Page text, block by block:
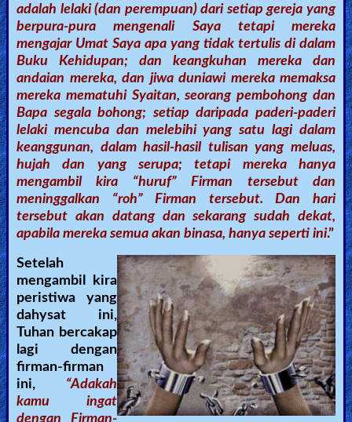
adalah lelaki (dan perempuan) dari setiap gereja yang
berpura-pura mengenali Saya tetapi mereka
mengajar Umat Saya apa yang tidak tertulis di dalam
Buku Kehidupan; dan keangkuhan mereka dan
andaian mereka, dan jiwa duniawi mereka memaksa
mereka mematuhi Syaitan, seorang pembohong dan
Bapa segala bohong; setiap daripada paderi-paderi
lelaki mencuba dan melebihi yang satu lagi dalam
keanggunan, dalam hasil-hasil tulisan yang meluas,
hujah dan yang serupa; tetapi mereka hanya
mengambil kira “huruf” Firman tersebut dan
meninggalkan “roh” Firman tersebut. Dan hari
tersebut akan datang dan sekarang sudah dekat,
apabila mereka semua akan binasa, hanya seperti ini.”
Setelah
mengambil kira
peristiwa yang
dahysat ini,
Tuhan bercakap
lagi dengan
firman-firman
ini, “Adakah
kamu ingat
dengan Firman-